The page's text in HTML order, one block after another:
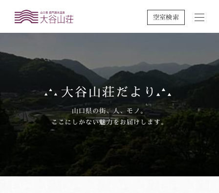
空室検索
大谷山荘だより
山口県の街、人、モノ。
ここにしかない魅力をお届けします。